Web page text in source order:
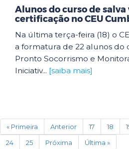
Alunos do curso de
certificação no CEU
Na última terça-feira (18) o
a formatura de 22 alunos do
Pronto Socorrismo e
Iniciativ... [saiba mais]
« Primeira Anterior 17 18
24
25 Próxima Última »